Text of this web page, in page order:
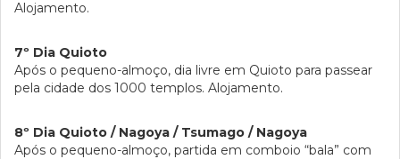
Alojamento.
7º Dia Quioto
Após o pequeno-almoço, dia livre em Quioto para passear
pela cidade dos 1000 templos. Alojamento.
8º Dia Quioto / Nagoya / Tsumago / Nagoya
Após o pequeno-almoço, partida em comboio “bala” com